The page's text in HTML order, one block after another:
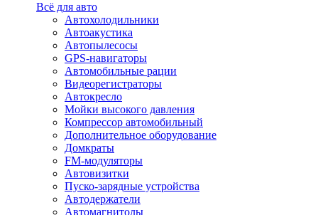
Всё для авто
Автохолодильники
Автоакустика
Автопылесосы
GPS-навигаторы
Автомобильные рации
Видеорегистраторы
Автокресло
Мойки высокого давления
Компрессор автомобильный
Дополнительное оборудование
Домкраты
FM-модуляторы
Автовизитки
Пуско-зарядные устройства
Автодержатели
Автомагнитолы